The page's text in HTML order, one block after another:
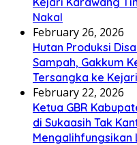
Nakal
February 26, 2026
Hutan Produksi
Sampah, Gakkum
Tersangka ke
February 22, 2026
Ketua GBR
di Sukaasih Tak
Mengalihfungsikan